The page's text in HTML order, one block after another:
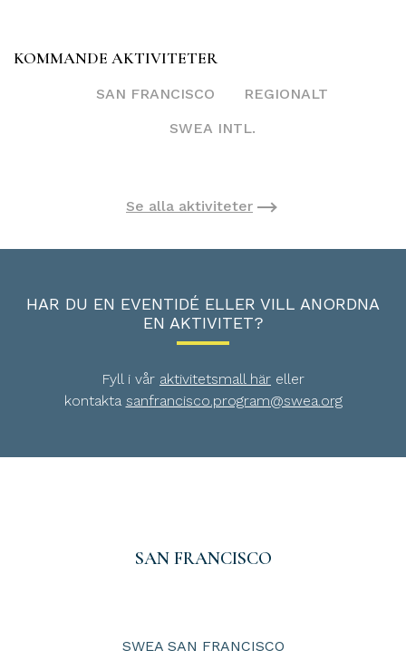
KOMMANDE AKTIVITETER
SAN FRANCISCO
REGIONALT
SWEA INTL.
Se alla aktiviteter
HAR DU EN EVENTIDÉ ELLER VILL ANORDNA
EN AKTIVITET?
Fyll i vår aktivitetsmall här eller
kontakta sanfrancisco.program@swea.org
SAN FRANCISCO
SWEA SAN FRANCISCO